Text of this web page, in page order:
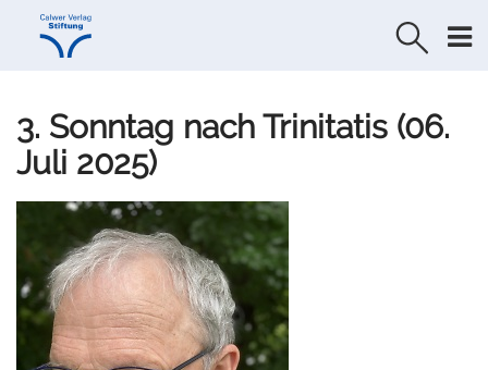
Direkt
Direkt
3. Sonntag nach Trinitatis (06.
Juli 2025)